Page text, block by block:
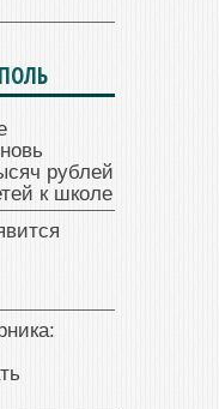
рублей
к школе